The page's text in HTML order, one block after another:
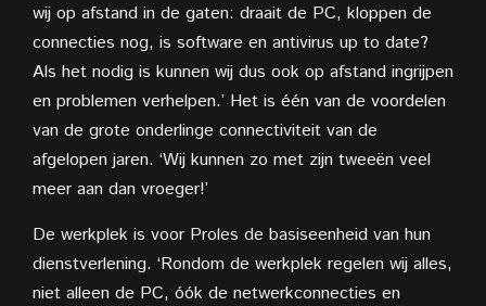
wij op afstand in de gaten: draait de PC, kloppen de
connecties nog, is software en antivirus up to date?
Als het nodig is kunnen wij dus ook op afstand ingrijpen
en problemen verhelpen.’ Het is één van de voordelen
van de grote onderlinge connectiviteit van de
afgelopen jaren. ‘Wij kunnen zo met zijn tweeën veel
meer aan dan vroeger!’
De werkplek is voor Proles de basiseenheid van hun
dienstverlening. ‘Rondom de werkplek regelen wij alles,
niet alleen de PC, óók de netwerkconnecties en